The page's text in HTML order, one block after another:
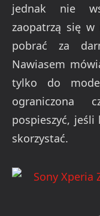
jednak nie
zaopatrzą się
pobrać za
Nawiasem
tylko do
ograniczona
pospieszyć,
skorzystać.